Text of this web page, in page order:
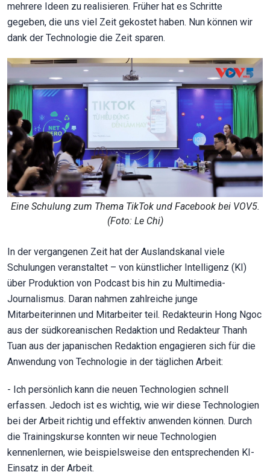
mehrere Ideen zu realisieren. Früher hat es Schritte
gegeben, die uns viel Zeit gekostet haben. Nun können wir
dank der Technologie die Zeit sparen.
Eine Schulung zum Thema TikTok und Facebook bei VOV5.
(Foto: Le Chi)
In der vergangenen Zeit hat der Auslandskanal viele
Schulungen veranstaltet – von künstlicher Intelligenz (KI)
über Produktion von Podcast bis hin zu Multimedia-
Journalismus. Daran nahmen zahlreiche junge
Mitarbeiterinnen und Mitarbeiter teil. Redakteurin Hong Ngoc
aus der südkoreanischen Redaktion und Redakteur Thanh
Tuan aus der japanischen Redaktion engagieren sich für die
Anwendung von Technologie in der täglichen Arbeit:
- Ich persönlich kann die neuen Technologien schnell
erfassen. Jedoch ist es wichtig, wie wir diese Technologien
bei der Arbeit richtig und effektiv anwenden können. Durch
die Trainingskurse konnten wir neue Technologien
kennenlernen, wie beispielsweise den entsprechenden KI-
Einsatz in der Arbeit.